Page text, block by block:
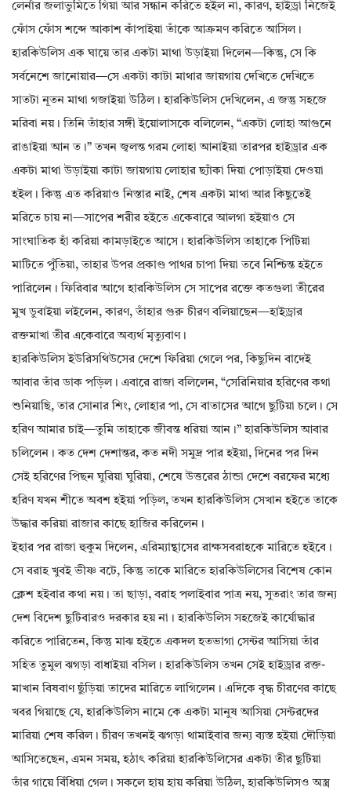
লের্নার জলাভুমিতে গিয়া আর সন্ধান করিতে হইল না, কারণ, হাইড্রা নিজেই
ফোঁস ফোঁস শব্দে আকাশ কাঁপাইয়া তাঁকে আক্রমণ করিতে আসিল।
হারকিউলিস এক ঘায়ে তার একটা মাথা উড়াইয়া দিলেন—কিন্তু, সে কি
সর্বনেশে জানোয়ার—সে একটা কাটা মাথার জায়গায় দেখিতে দেখিতে
সাতটা নূতন মাথা গজাইয়া উঠিল। হারকিউলিস দেখিলেন, এ জন্তু সহজে
মরিবা নয়। তিনি তাঁহার সঙ্গী ইয়োলাসকে বলিলেন, “একটা লোহা আগুনে
রাঙাইয়া আন ত।” তখন জ্বলন্ত গরম লোহা আনাইয়া তারপর হাইড্রার এক
একটা মাথা উড়াইয়া কাটা জায়গায় লোহার ছ্যাঁকা দিয়া পোড়াইয়া দেওয়া
হইল। কিন্তু এত করিয়াও নিস্তার নাই, শেষ একটা মাথা আর কিছুতেই
মরিতে চায় না—সাপের শরীর হইতে একেবারে আলগা হইয়াও সে
সাংঘাতিক হাঁ করিয়া কামড়াইতে আসে। হারকিউলিস তাহাকে পিটিয়া
মাটিতে পুঁতিয়া, তাহার উপর প্রকাণ্ড পাথর চাপা দিয়া তবে নিশ্চিন্ত হইতে
পারিলেন। ফিরিবার আগে হারকিউলিস সে সাপের রক্তে কতগুলা তীরের
মুখ ডুবাইয়া লইলেন, কারণ, তাঁহার গুরু চীরণ বলিয়াছেন—হাইড্রার
রক্তমাখা তীর একেবারে অব্যর্থ মৃত্যুবাণ।
হারকিউলিস ইউরিসথিউসের দেশে ফিরিয়া গেলে পর, কিছুদিন বাদেই
আবার তাঁর ডাক পড়িল। এবারে রাজা বলিলেন, “সেরিনিয়ার হরিণের কথা
শুনিয়াছি, তার সোনার শিং, লোহার পা, সে বাতাসের আগে ছুটিয়া চলে। সে
হরিণ আমার চাই—তুমি তাহাকে জীবন্ত ধরিয়া আন।” হারকিউলিস আবার
চলিলেন। কত দেশ দেশান্তর, কত নদী সমুদ্র পার হইয়া, দিনের পর দিন
সেই হরিণের পিছন ঘুরিয়া ঘুরিয়া, শেষে উত্তরের ঠান্ডা দেশে বরফের মধ্যে
হরিণ যখন শীতে অবশ হইয়া পড়িল, তখন হারকিউলিস সেখান হইতে তাকে
উদ্ধার করিয়া রাজার কাছে হাজির করিলেন।
ইহার পর রাজা হুকুম দিলেন, এরিম্যান্থাসের রাক্ষসবরাহকে মারিতে হইবে।
সে বরাহ খুবই ভীষ্ণ বটে, কিন্তু তাকে মারিতে হারকিউলিসের বিশেষ কোন
ক্লেশ হইবার কথা নয়। তা ছাড়া, বরাহ পলাইবার পাত্র নয়, সুতরাং তার জন্য
দেশ বিদেশ ছুটিবারও দরকার হয় না। হারকিউলিস সহজেই কার্যোদ্ধার
করিতে পারিতেন, কিন্তু মাঝ হইতে একদল হতভাগা সেন্টর আসিয়া তাঁর
সহিত তুমুল ঝগড়া বাধাইয়া বসিল। হারকিউলিস তখন সেই হাইড্রার রক্ত-
মাখান বিষবাণ ছুঁড়িয়া তাদের মারিতে লাগিলেন। এদিকে বৃদ্ধ চীরণের কাছে
খবর গিয়াছে যে, হারকিউলিস নামে কে একটা মানুষ আসিয়া সেন্টরদের
মারিয়া শেষ করিল। চীরণ তখনই ঝগড়া থামাইবার জন্য ব্যস্ত হইয়া দৌড়িয়া
আসিতেছেন, এমন সময়, হঠাৎ করিয়া হারকিউলিসের একটা তীর ছুটিয়া
তাঁর গায়ে বিঁধিয়া গেল। সকলে হায় হায় করিয়া উঠিল, হারকিউলিসও অস্ত্র